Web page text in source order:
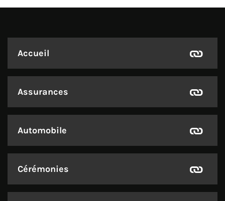
Accueil
Assurances
Automobile
Cérémonies